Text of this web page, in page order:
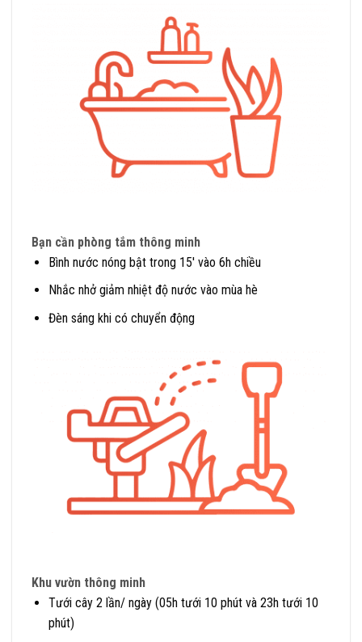
Bạn cần phòng tắm thông minh
Bình nước nóng bật trong 15′ vào 6h chiều
Nhắc nhở giảm nhiệt độ nước vào mùa hè
Đèn sáng khi có chuyển động
Khu vườn thông minh
Tưới cây 2 lần/ ngày (05h tưới 10 phút và 23h tưới 10
phút)